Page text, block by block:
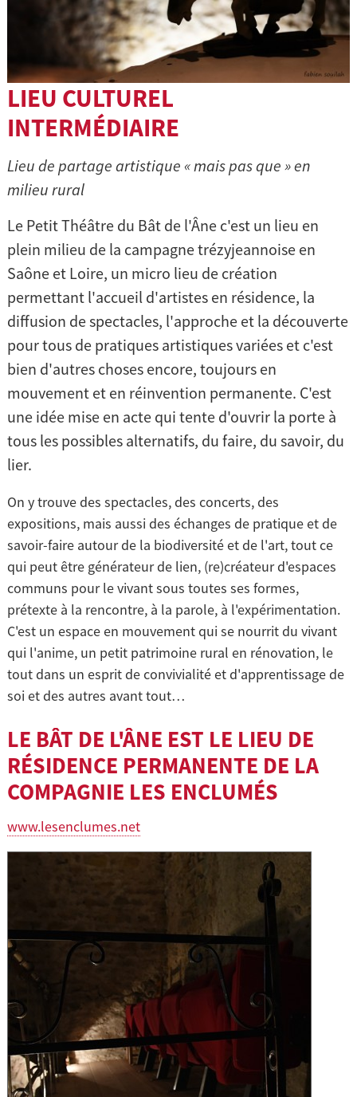
LIEU CULTUREL
INTERMÉDIAIRE
Lieu de partage artistique « mais pas que » en
milieu rural
Le Petit Théâtre du Bât de l'Âne c'est un lieu en
plein milieu de la campagne trézyjeannoise en
Saône et Loire, un micro lieu de création
permettant l'accueil d'artistes en résidence, la
diffusion de spectacles, l'approche et la découverte
pour tous de pratiques artistiques variées et c'est
bien d'autres choses encore, toujours en
mouvement et en réinvention permanente. C'est
une idée mise en acte qui tente d'ouvrir la porte à
tous les possibles alternatifs, du faire, du savoir, du
lier.
On y trouve des spectacles, des concerts, des
expositions, mais aussi des échanges de pratique et de
savoir-faire autour de la biodiversité et de l'art, tout ce
qui peut être générateur de lien, (re)créateur d'espaces
communs pour le vivant sous toutes ses formes,
prétexte à la rencontre, à la parole, à l'expérimentation.
C'est un espace en mouvement qui se nourrit du vivant
qui l'anime, un petit patrimoine rural en rénovation, le
tout dans un esprit de convivialité et d'apprentissage de
soi et des autres avant tout…
LE BÂT DE L'ÂNE EST LE LIEU DE
RÉSIDENCE PERMANENTE DE LA
COMPAGNIE LES ENCLUMÉS
www.lesenclumes.net